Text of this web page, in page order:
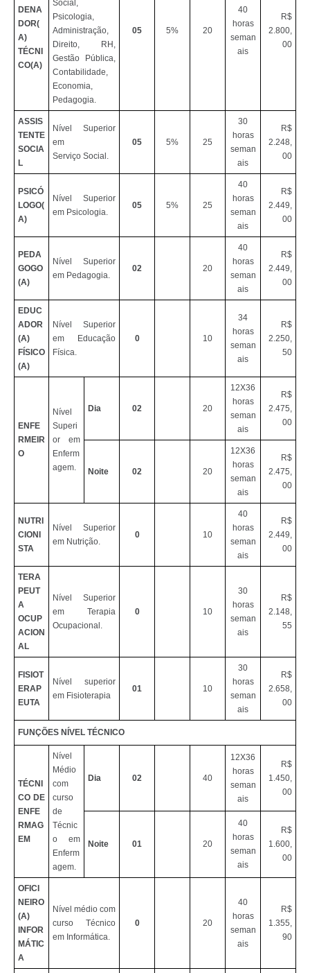
DENA
DOR(
A)
TÉCNI
CO(A)
Social,
Psicologia,
Administração,
Direito, RH,
Gestão Pública,
Contabilidade,
Economia,
Pedagogia.
05 5% 20
40
horas
seman
ais
R$
2.800,
00
ASSIS
TENTE
SOCIA
L
Nível Superior
em
Serviço Social.
05 5% 25
30
horas
seman
ais
R$
2.248,
00
PSICÓ
LOGO(
A)
Nível Superior
em Psicologia.
05 5% 25
40
horas
seman
ais
R$
2.449,
00
PEDA
GOGO
(A)
Nível Superior
em Pedagogia.
02 20
40
horas
seman
ais
R$
2.449,
00
EDUC
ADOR
(A)
FÍSICO
(A)
Nível Superior
em Educação
Física.
0 10
34
horas
seman
ais
R$
2.250,
50
ENFE
RMEIR
O
Nível
Superi
or em
Enferm
agem.
Dia 02 20
12X36
horas
seman
ais
R$
2.475,
00
Noite 02 20
12X36
horas
seman
ais
R$
2.475,
00
NUTRI
CIONI
STA
Nível Superior
em Nutrição.
0 10
40
horas
seman
ais
R$
2.449,
00
TERA
PEUT
A
OCUP
ACION
AL
Nível Superior
em Terapia
Ocupacional.
0 10
30
horas
seman
ais
R$
2.148,
55
FISIOT
ERAP
EUTA
Nível superior
em Fisioterapia
01 10
30
horas
seman
ais
R$
2.658,
00
FUNÇÕES NÍVEL TÉCNICO
TÉCNI
CO DE
ENFE
RMAG
EM
Nível
Médio
com
curso
de
Técnic
o em
Enferm
agem.
Dia 02 40
12X36
horas
seman
ais
R$
1.450,
00
Noite 01 20
40
horas
seman
ais
R$
1.600,
00
OFICI
NEIRO
(A)
INFOR
MÁTIC
A
Nível médio com
curso Técnico
em Informática.
0 20
40
horas
seman
ais
R$
1.355,
90